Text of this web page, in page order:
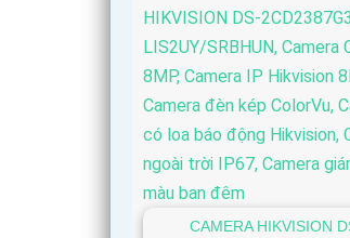
CAMERA HIKVISION